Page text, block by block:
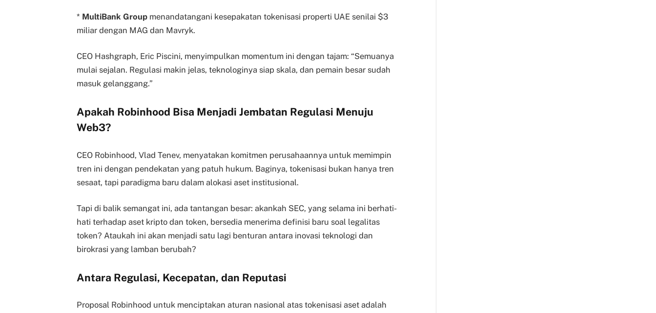
* MultiBank Group menandatangani kesepakatan tokenisasi properti UAE senilai $3
miliar dengan MAG dan Mavryk.
CEO Hashgraph, Eric Piscini, menyimpulkan momentum ini dengan tajam: “Semuanya
mulai sejalan. Regulasi makin jelas, teknologinya siap skala, dan pemain besar sudah
masuk gelanggang.”
Apakah Robinhood Bisa Menjadi Jembatan Regulasi Menuju
Web3?
CEO Robinhood, Vlad Tenev, menyatakan komitmen perusahaannya untuk memimpin
tren ini dengan pendekatan yang patuh hukum. Baginya, tokenisasi bukan hanya tren
sesaat, tapi paradigma baru dalam alokasi aset institusional.
Tapi di balik semangat ini, ada tantangan besar: akankah SEC, yang selama ini berhati-
hati terhadap aset kripto dan token, bersedia menerima definisi baru soal legalitas
token? Ataukah ini akan menjadi satu lagi benturan antara inovasi teknologi dan
birokrasi yang lamban berubah?
Antara Regulasi, Kecepatan, dan Reputasi
Proposal Robinhood untuk menciptakan aturan nasional atas tokenisasi aset adalah